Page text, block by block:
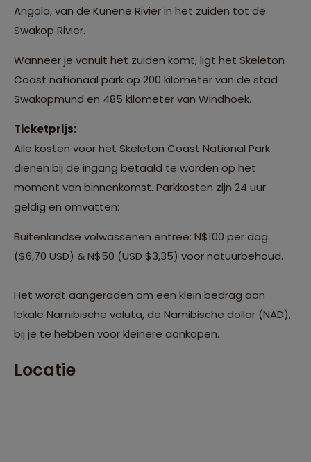
Angola, van de Kunene Rivier in het zuiden tot de
Swakop Rivier.
Wanneer je vanuit het zuiden komt, ligt het Skeleton
Coast nationaal park op 200 kilometer van de stad
Swakopmund en 485 kilometer van Windhoek.
Ticketprijs:
Alle kosten voor het Skeleton Coast National Park
dienen bij de ingang betaald te worden op het
moment van binnenkomst. Parkkosten zijn 24 uur
geldig en omvatten:
Buitenlandse volwassenen entree: N$100 per dag
($6,70 USD) & N$50 (USD $3,35) voor natuurbehoud.
Het wordt aangeraden om een klein bedrag aan
lokale Namibische valuta, de Namibische dollar (NAD),
bij je te hebben voor kleinere aankopen.
Locatie